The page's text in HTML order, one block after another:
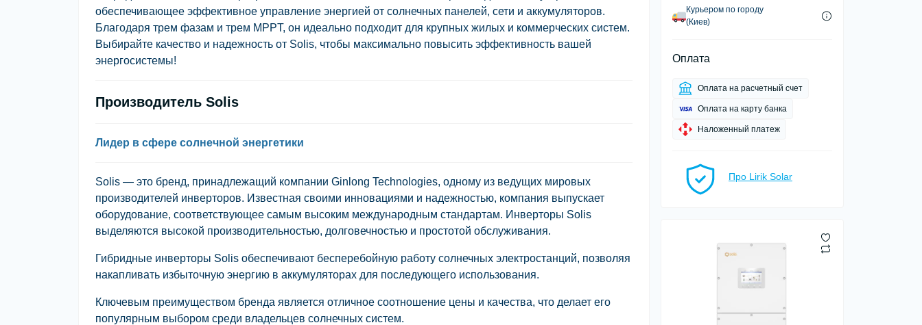
Курьером по городу
(Киев)
Оплата
Оплата на расчетный счет
Оплата на карту банка
Наложенный платеж
Про Lirik Solar
обеспечивающее эффективное управление энергией от солнечных панелей, сети и аккумуляторов.
Благодаря трем фазам и трем MPPT, он идеально подходит для крупных жилых и коммерческих систем.
Выбирайте качество и надежность от Solis, чтобы максимально повысить эффективность вашей
энергосистемы!
Производитель Solis
Лидер в сфере солнечной энергетики
Solis — это бренд, принадлежащий компании Ginlong Technologies, одному из ведущих мировых
производителей инверторов. Известная своими инновациями и надежностью, компания выпускает
оборудование, соответствующее самым высоким международным стандартам. Инверторы Solis
выделяются высокой производительностью, долговечностью и простотой обслуживания.
Гибридные инверторы Solis обеспечивают бесперебойную работу солнечных электростанций, позволяя
накапливать избыточную энергию в аккумуляторах для последующего использования.
Ключевым преимуществом бренда является отличное соотношение цены и качества, что делает его
популярным выбором среди владельцев солнечных систем.